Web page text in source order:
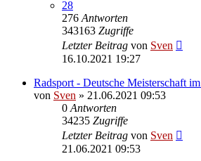
28
276 Antworten
343163 Zugriffe
Letzter Beitrag von Sven
16.10.2021 19:27
Radsport - Deutsche Meisterschaft
von Sven » 21.06.2021 09:53
0 Antworten
34235 Zugriffe
Letzter Beitrag von Sven
21.06.2021 09:53